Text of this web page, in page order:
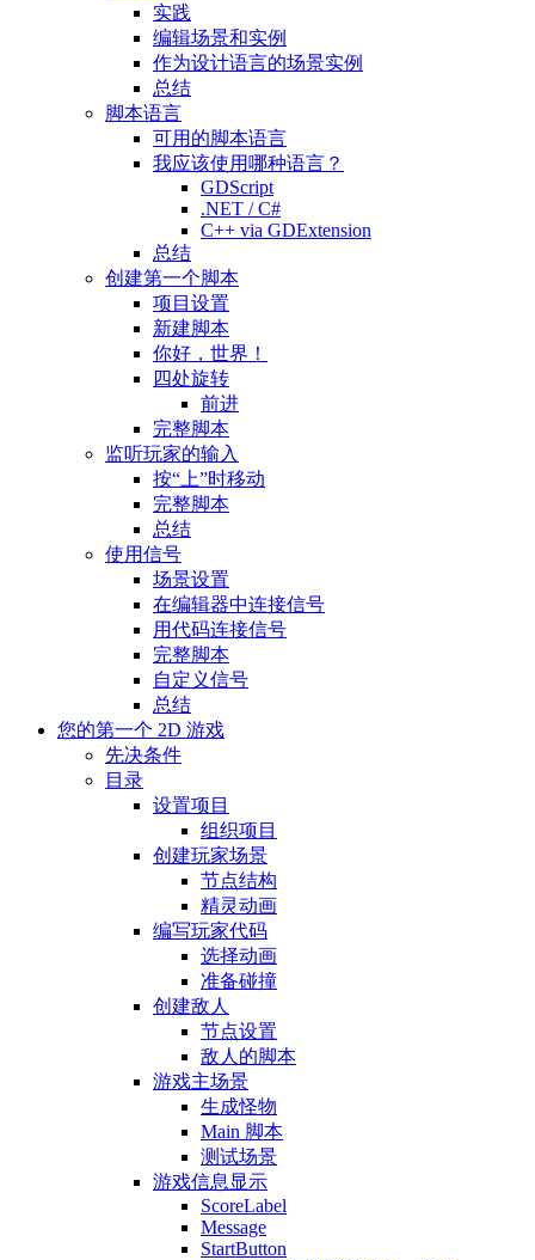
实践
编辑场景和实例
作为设计语言的场景实例
总结
脚本语言
可用的脚本语言
我应该使用哪种语言？
GDScript
.NET / C#
C++ via GDExtension
总结
创建第一个脚本
项目设置
新建脚本
你好，世界！
四处旋转
前进
完整脚本
监听玩家的输入
按“上”时移动
完整脚本
总结
使用信号
场景设置
在编辑器中连接信号
用代码连接信号
完整脚本
自定义信号
总结
您的第一个 2D 游戏
先决条件
目录
设置项目
组织项目
创建玩家场景
节点结构
精灵动画
编写玩家代码
选择动画
准备碰撞
创建敌人
节点设置
敌人的脚本
游戏主场景
生成怪物
Main 脚本
测试场景
游戏信息显示
ScoreLabel
Message
StartButton